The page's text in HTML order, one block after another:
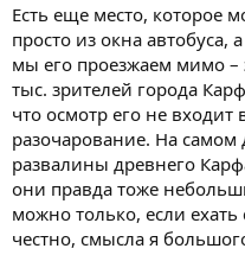
Есть еще место, которое
просто из окна автобуса,
мы его проезжаем мимо –
тыс. зрителей города
что осмотр его не входит
разочарование. На самом
развалины древнего
они правда тоже
можно только, если ехать
честно, смысла я